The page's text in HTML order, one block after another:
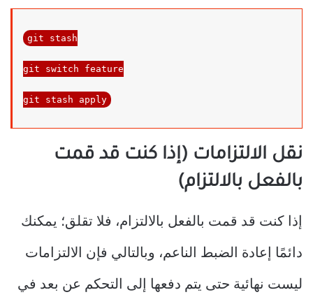
git stash
git switch feature
git stash apply
نقل الالتزامات (إذا كنت قد قمت
بالفعل بالالتزام)
إذا كنت قد قمت بالفعل بالالتزام، فلا تقلق؛ يمكنك
دائمًا إعادة الضبط الناعم، وبالتالي فإن الالتزامات
ليست نهائية حتى يتم دفعها إلى التحكم عن بعد في